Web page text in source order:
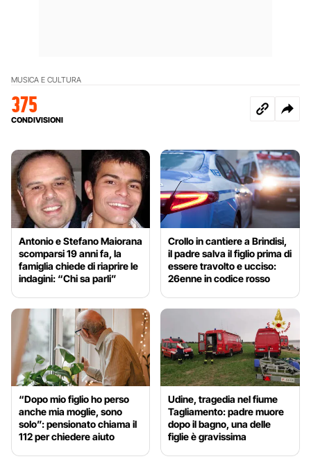
MUSICA E CULTURA
375
CONDIVISIONI
Antonio e Stefano Maiorana
scomparsi 19 anni fa, la
famiglia chiede di riaprire le
indagini: “Chi sa parli”
Crollo in cantiere a Brindisi,
il padre salva il figlio prima di
essere travolto e ucciso:
26enne in codice rosso
“Dopo mio figlio ho perso
anche mia moglie, sono
solo”: pensionato chiama il
112 per chiedere aiuto
Udine, tragedia nel fiume
Tagliamento: padre muore
dopo il bagno, una delle
figlie è gravissima